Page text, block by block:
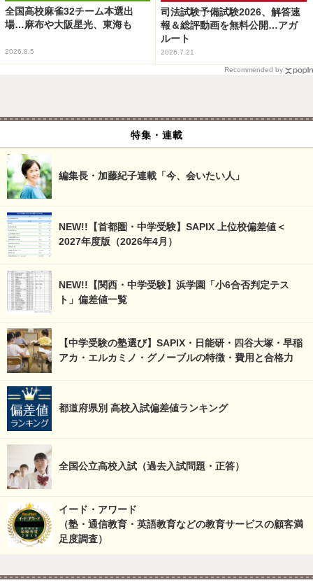
全国高校麻雀32チーム本選出
場…麻布や大阪星光、東海も
2026.8.5
司法試験予備試験2026、解答速
報＆総評動画を無料公開…アガ
ルート
2026.7.21
Recommended by
特集・連載
編集長・加藤紀子連載「今、会いたい人」
NEW!!【首都圏・中学受験】SAPIX 上位校偏差値＜
2027年度版（2026年4月）
NEW!!【関西・中学受験】浜学園「小6合否判定テス
ト」偏差値一覧
【中学受験の塾選び】SAPIX・日能研・四谷大塚・早稲
アカ・エルカミノ・グノーブルの特徴・費用と合格力
都道府県別 高校入試偏差値ランキング
全国公立高校入試（過去入試問題・正答）
イード・アワード
（塾・通信教育・英語教育などの教育サービスの顧客満
足度調査）